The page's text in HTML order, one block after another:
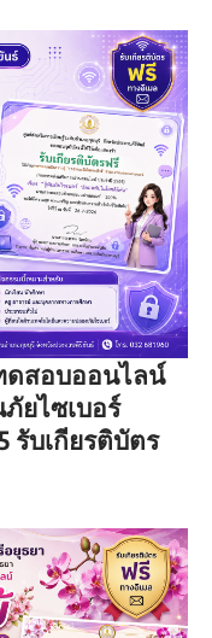
ดสอบออนไลน์
ภัยไซเบอร์
รับเกียรติบัตร